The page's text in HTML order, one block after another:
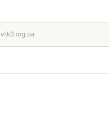
vrk3.org.ua